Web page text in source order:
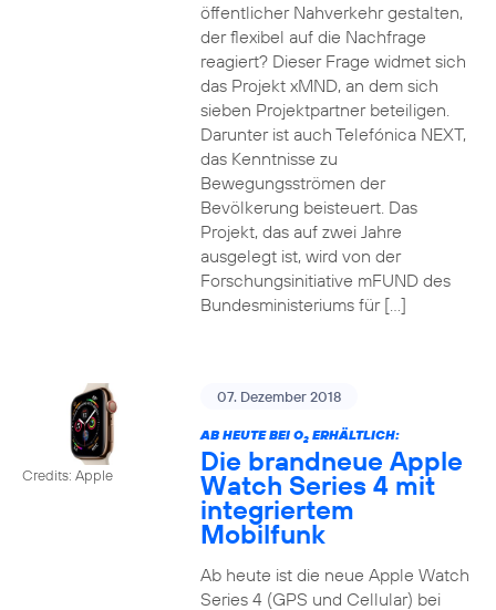
öffentlicher Nahverkehr gestalten,
der flexibel auf die Nachfrage
reagiert? Dieser Frage widmet sich
das Projekt xMND, an dem sich
sieben Projektpartner beteiligen.
Darunter ist auch Telefónica NEXT,
das Kenntnisse zu
Bewegungsströmen der
Bevölkerung beisteuert. Das
Projekt, das auf zwei Jahre
ausgelegt ist, wird von der
Forschungsinitiative mFUND des
Bundesministeriums für […]
Credits: Apple
07. Dezember 2018
AB HEUTE BEI O2ERHÄLTLICH:
Die brandneue Apple
Watch Series 4 mit
integriertem
Mobilfunk
Ab heute ist die neue Apple Watch
Series 4 (GPS und Cellular) bei